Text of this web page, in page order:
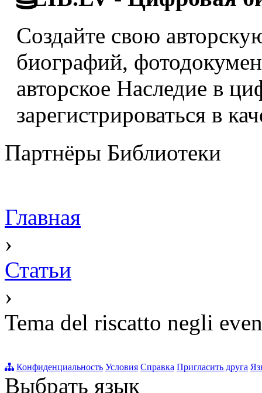
Создайте свою
биографий,
авторское Наследие в
зарегистрироваться в
Партнёры Библиотеки
Главная
›
Статьи
›
Tema del riscatto negli
Конфиденциальность Условия Справка Пригласить друга
Выбрать язык